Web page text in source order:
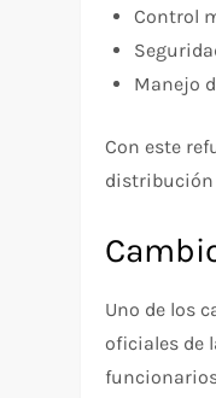
Control
Manejo
Con este
distribución
Uno de los
oficiales de